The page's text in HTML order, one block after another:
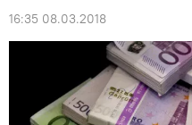
16:35 08.03.2018